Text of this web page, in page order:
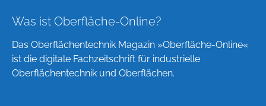
Was ist Oberfläche-Online?
Das Oberflächentechnik Magazin »Oberfläche-Online«
ist die digitale Fachzeitschrift für industrielle
Oberflächentechnik und Oberflächen.